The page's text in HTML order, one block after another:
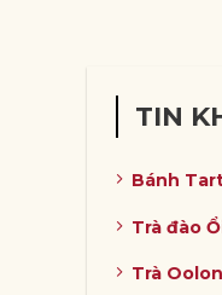
TIN
Bánh
Trà đào
Trà